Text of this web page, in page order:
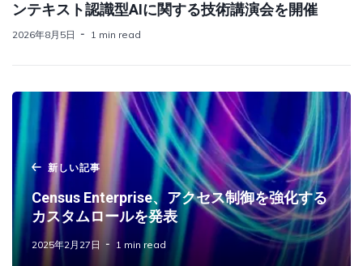
ンテキスト認識型AIに関する技術講演会を開催
2026年8月5日 1 min read
新しい記事
Census Enterprise、アクセス制御を強化する
カスタムロールを発表
2025年2月27日 1 min read